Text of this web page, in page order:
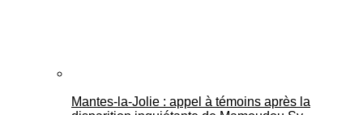
Mantes-la-Jolie : appel à témoins après la